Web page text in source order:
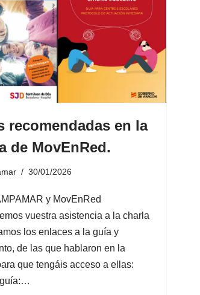
recomendadas en la
de MovEnRed.
30/01/2026
y MovEnRed
vuestra asistencia a la charla
los enlaces a la guía y
de las que hablaron en la
que tengáis acceso a ellas: